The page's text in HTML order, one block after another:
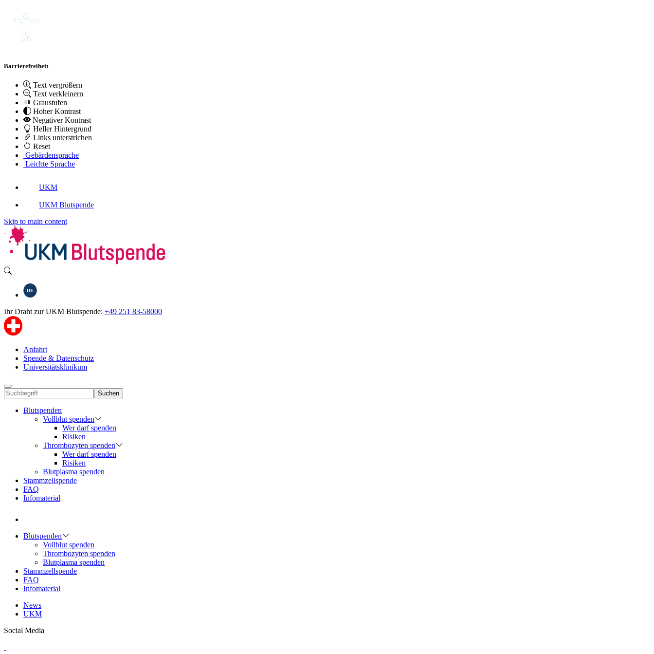
Barrierefreiheit
Text vergrößern
Text verkleinern
Graustufen
Hoher Kontrast
Negativer Kontrast
Heller Hintergrund
Links unterstrichen
Reset
Gebärdensprache
Leichte Sprache
UKM
UKM Blutspende
Skip to main content
DE
Ihr Draht zur UKM Blutspende: +49 251 83-58000
Anfahrt
Spende & Datenschutz
Universitätsklinikum
Suchen
Blutspenden
Vollblut spenden
Wer darf spenden
Risiken
Thrombozyten spenden
Wer darf spenden
Risiken
Blutplasma spenden
Stammzellspende
FAQ
Infomaterial
Blutspenden
Vollblut spenden
Thrombozyten spenden
Blutplasma spenden
Stammzellspende
FAQ
Infomaterial
News
UKM
Social Media